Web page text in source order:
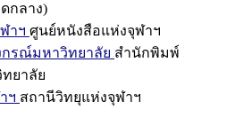
กลาง)
าฯ ศูนย์หนังสือแห่งจุฬาฯ
รณ์มหาวิทยาลัย สำนักพิมพ์
ยาลัย
ฯ สถานีวิทยุแห่งจุฬาฯ